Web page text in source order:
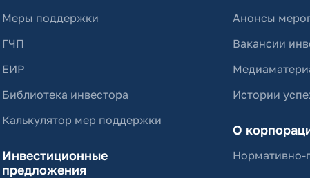
Меры поддержки
ГЧП
ЕИР
Библиотека инвестора
Калькулятор мер поддержки
Инвестиционные
предложения
Анонсы
Вакансии
Истории
О
Нормативно-